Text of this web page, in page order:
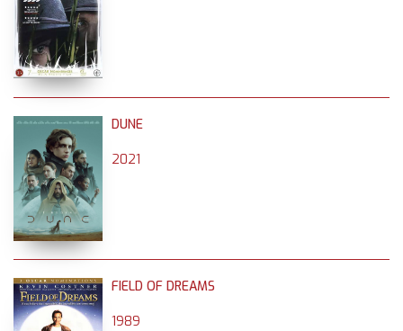
DUNE
2021
FIELD OF DREAMS
1989